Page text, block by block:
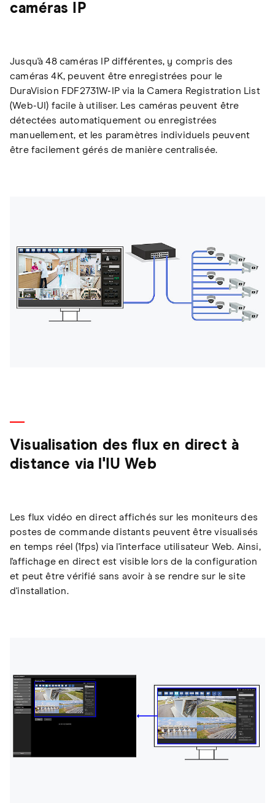
caméras IP
Jusqu'à 48 caméras IP différentes, y compris des
caméras 4K, peuvent être enregistrées pour le
DuraVision FDF2731W-IP via la Camera Registration List
(Web-UI) facile à utiliser. Les caméras peuvent être
détectées automatiquement ou enregistrées
manuellement, et les paramètres individuels peuvent
être facilement gérés de manière centralisée.
Visualisation des flux en direct à
distance via l'IU Web
Les flux vidéo en direct affichés sur les moniteurs des
postes de commande distants peuvent être visualisés
en temps réel (1fps) via l'interface utilisateur Web. Ainsi,
l'affichage en direct est visible lors de la configuration
et peut être vérifié sans avoir à se rendre sur le site
d'installation.